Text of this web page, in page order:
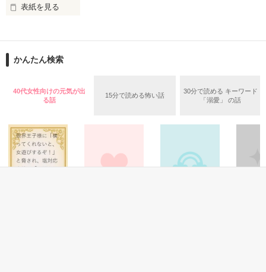
友達から家族へ…そして…
いつもみたいにテンション高めです。
イケメン意地悪男
国立  光弥＜クニタチ  コウヤ＞
「同じ家に二人きりって、なんか興奮し
椎名  恋那＜シイナ  レンナ＞
表紙を見る
「ねぇ、痛いことしない？」
「気持ちいいことしかしないよ」
ぼくの腕の中においで
かんたん検索
40代女性向けの元気が出
る話
15分で読める怖い話
30分で読める キーワード
「溺愛」 の話